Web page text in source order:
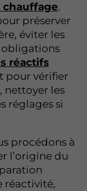
chauffage.
préserver
éviter les
obligations
réactifs
pour vérifier
nettoyer les
réglages si
procédons à
l’origine du
réactivité,